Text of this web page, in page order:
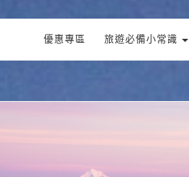
優惠專區 旅遊必備小常識